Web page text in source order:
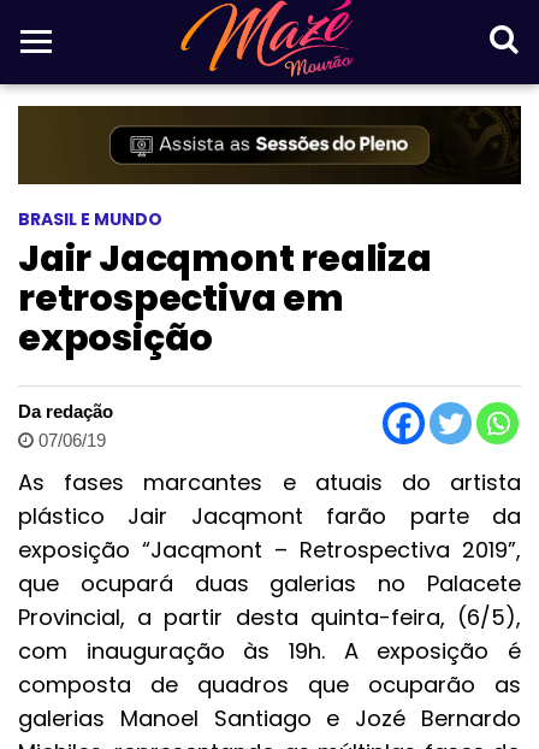
BRASIL E MUNDO
Jair Jacqmont realiza
retrospectiva em
exposição
Da redação
07/06/19
As fases marcantes e atuais do artista
plástico Jair Jacqmont farão parte da
exposição “Jacqmont – Retrospectiva 2019”,
que ocupará duas galerias no Palacete
Provincial, a partir desta quinta-feira, (6/5),
com inauguração às 19h. A exposição é
composta de quadros que ocuparão as
galerias Manoel Santiago e Jozé Bernardo